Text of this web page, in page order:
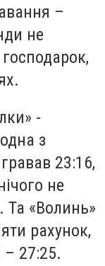
–
не
-
з
23:16,
не
Та «Волинь»
рахунок,
– 27:25.